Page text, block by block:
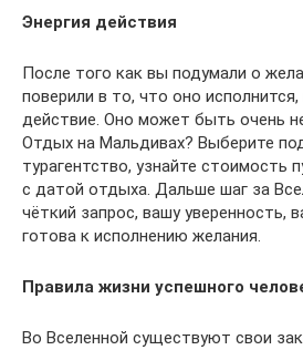
Энергия действия
После того как вы подумали о
поверили в то, что оно
действие. Оно может быть очень
Отдых на Мальдивах? Выберите
турагентство, узнайте стоимость
с датой отдыха. Дальше шаг за
чёткий запрос, вашу уверенность,
готова к исполнению желания.
Правила жизни успешного
Во Вселенной существуют свои